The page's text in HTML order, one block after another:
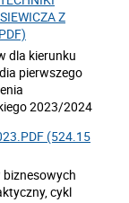
Z
dla kierunku
pierwszego
2023/2024
(524.15
cykl